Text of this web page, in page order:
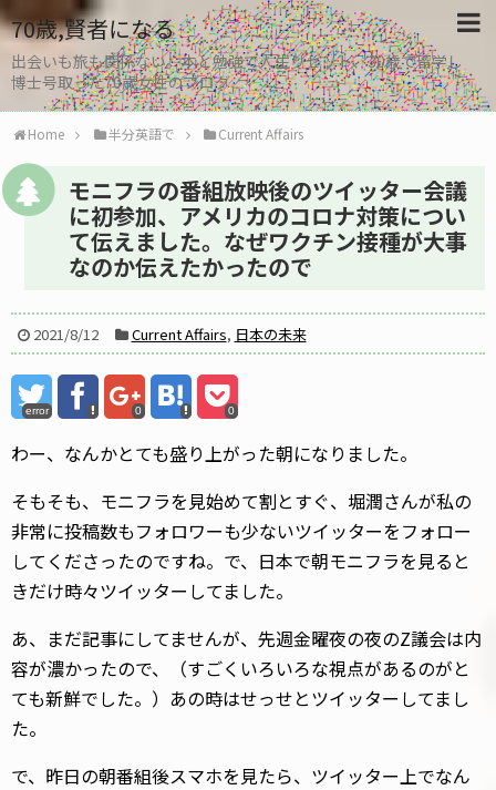
70歳,賢者になる
出会いも旅も関係ない。本と勉強で人生リセット、30歳で留学し
博士号取った70歳女性のブログ
Home 半分英語で Current Affairs
モニフラの番組放映後のツイッター会議
に初参加、アメリカのコロナ対策につい
て伝えました。なぜワクチン接種が大事
なのか伝えたかったので
2021/8/12 Current Affairs, 日本の未来
error 0 0
わー、なんかとても盛り上がった朝になりました。
そもそも、モニフラを見始めて割とすぐ、堀潤さんが私の
非常に投稿数もフォロワーも少ないツイッターをフォロー
してくださったのですね。で、日本で朝モニフラを見ると
きだけ時々ツイッターしてました。
あ、まだ記事にしてませんが、先週金曜夜の夜のZ議会は内
容が濃かったので、（すごくいろいろな視点があるのがと
ても新鮮でした。）あの時はせっせとツイッターしてまし
た。
で、昨日の朝番組後スマホを見たら、ツイッター上でなん